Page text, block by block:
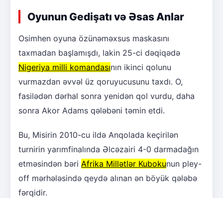
Oyunun Gedişatı və Əsas Anlar
Osimhen oyuna özünəməxsus maskasını
taxmadan başlamışdı, lakin 25-ci dəqiqədə
Nigeriya milli komandasının ikinci qolunu
vurmazdan əvvəl üz qoruyucusunu taxdı. O,
fasilədən dərhal sonra yenidən qol vurdu, daha
sonra Akor Adams qələbəni təmin etdi.
Bu, Misirin 2010-cu ildə Anqolada keçirilən
turnirin yarımfinalında Əlcəzairi 4-0 darmadağın
etməsindən bəri Afrika Millətlər Kubokunun pley-
off mərhələsində qeydə alınan ən böyük qələbə
fərqidir.